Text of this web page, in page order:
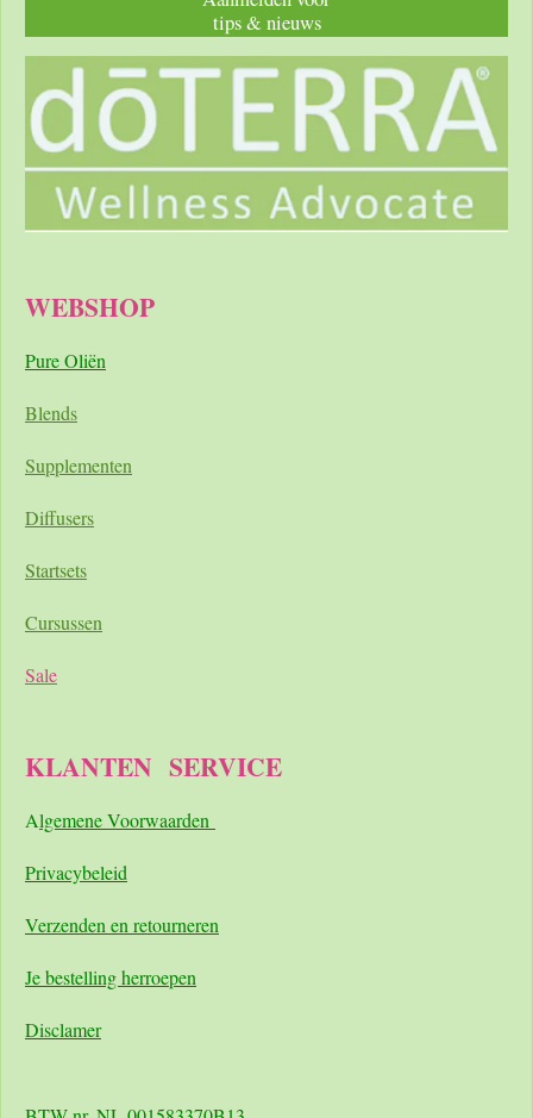
tips & nieuws
WEBSHOP
Pure Oliën
Blends
Supplementen
Diffusers
Startsets
Cursussen
Sale
KLANTEN SERVICE
Algemene Voorwaarden
Privacybeleid
Verzenden en retourneren
Je bestelling herroepen
Disclamer